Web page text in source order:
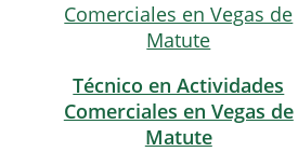
Técnico en Actividades
Comerciales en Vegas de
Matute